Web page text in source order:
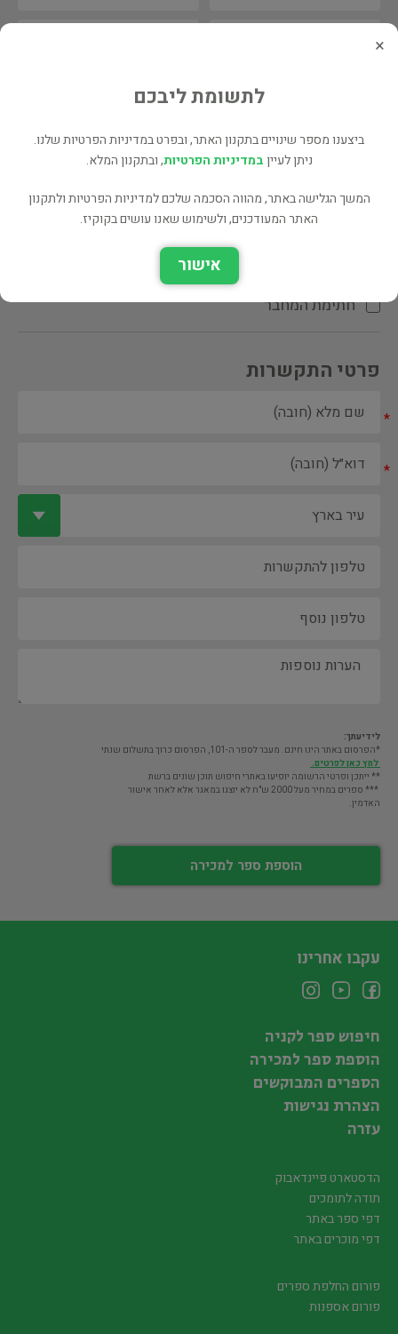
הקדשת המחבר\המתרגם
חתימת המחבר
פרטי התקשרות
*
*
לידיעתך:
*הפרסום באתר הינו חינם. מעבר לספר ה-101, הפרסום כרוך בתשלום שנתי
לחץ כאן לפרטים.
** ייתכן ופרטי הרשומה יופיעו באתרי חיפוש תוכן שונים ברשת
*** ספרים במחיר מעל 2000 ש"ח לא יוצגו במאגר אלא לאחר אישור
האדמין.
הוספת ספר למכירה
×
לתשומת ליבכם
ביצענו מספר שינויים בתקנון האתר, ובפרט במדיניות הפרטיות שלנו.
ניתן לעייןבמדיניות הפרטיות, ובתקנון המלא.
המשך הגלישה באתר, מהווה הסכמה שלכם למדיניות הפרטיות ולתקנון
האתר המעודכנים, ולשימוש שאנו עושים בקוקיז.
אישור
עקבו אחרינו
חיפוש ספר לקניה
הוספת ספר למכירה
הספרים המבוקשים
הצהרת נגישות
עזרה
הדסטארט פיינדאבוק
תודה לתומכים
דפי ספר באתר
דפי מוכרים באתר
פורום החלפת ספרים
פורום אספנות